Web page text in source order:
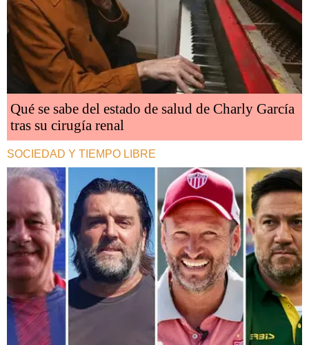
Qué se sabe del estado de salud de Charly García
tras su cirugía renal
SOCIEDAD Y TIEMPO LIBRE